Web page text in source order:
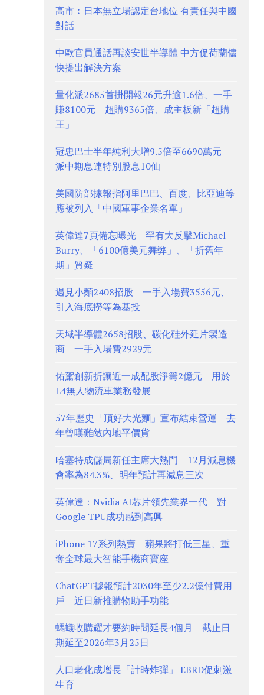
高市︰日本無立場認定台地位 有責任與中國
對話
中歐官員通話再談安世半導體 中方促荷蘭儘
快提出解決方案
量化派2685首掛開報26元升逾1.6倍、一手
賺8100元 超購9365倍、成主板新「超購
王」
冠忠巴士半年純利大增9.5倍至6690萬元
派中期息連特別股息10仙
美國防部據報指阿里巴巴、百度、比亞迪等
應被列入「中國軍事企業名單」
英偉達7頁備忘曝光 罕有大反擊Michael
Burry、「6100億美元舞弊」、「折舊年
期」質疑
遇見小麵2408招股 一手入場費3556元、
引入海底撈等為基投
天域半導體2658招股、碳化硅外延片製造
商 一手入場費2929元
佑駕創新折讓近一成配股淨籌2億元 用於
L4無人物流車業務發展
57年歷史「頂好大光麵」宣布結束營運 去
年曾嘆難敵內地平價貨
哈塞特成儲局新任主席大熱門 12月減息機
會率為84.3%、明年預計再減息三次
英偉達：Nvidia AI芯片領先業界一代 對
Google TPU成功感到高興
iPhone 17系列熱賣 蘋果將打低三星、重
奪全球最大智能手機商寶座
ChatGPT據報預計2030年至少2.2億付費用
戶 近日新推購物助手功能
螞蟻收購耀才要約時間延長4個月 截止日
期延至2026年3月25日
人口老化成增長「計時炸彈」 EBRD促刺激
生育